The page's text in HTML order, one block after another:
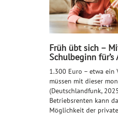
Früh übt sich –
Schulbeginn
1.300 Euro – etwa ein
müssen mit dieser
(Deutschlandfunk,
Betriebsrenten kann
Möglichkeit der